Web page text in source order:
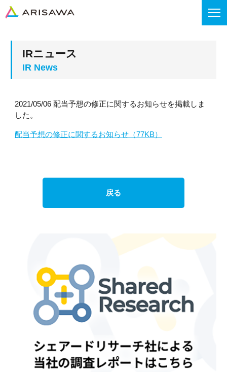
IRニュース
2021/05/06 配当予想の修正に関するお知らせを掲載しま
した。
配当予想の修正に関するお知らせ（77KB）
戻る